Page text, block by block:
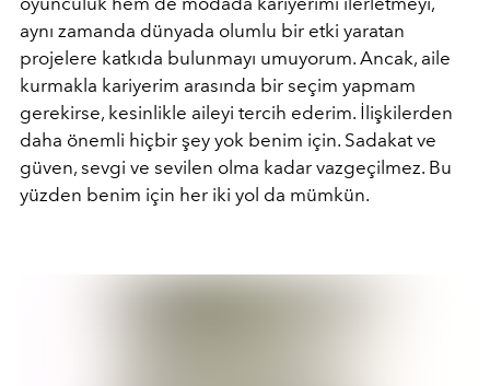
aynı zamanda dünyada olumlu bir etki yaratan
projelere katkıda bulunmayı umuyorum. Ancak, aile
kurmakla kariyerim arasında bir seçim yapmam
gerekirse, kesinlikle aileyi tercih ederim. İlişkilerden
daha önemli hiçbir şey yok benim için. Sadakat ve
güven, sevgi ve sevilen olma kadar vazgeçilmez. Bu
yüzden benim için her iki yol da mümkün.